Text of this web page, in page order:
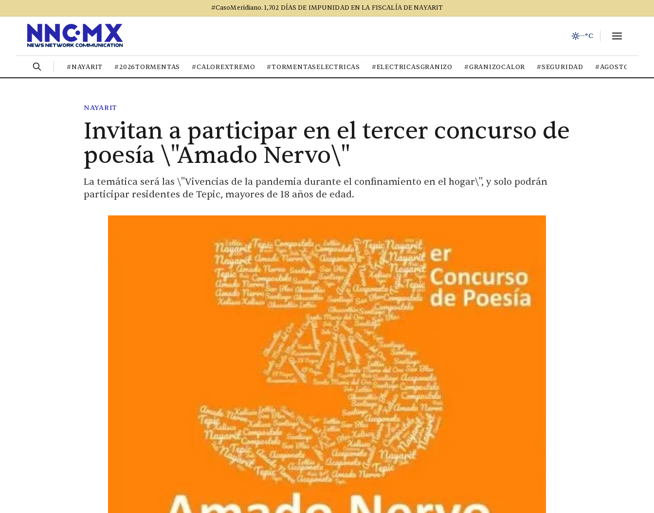
#CasoMeridiano. 1,702 DÍAS DE IMPUNIDAD EN LA FISCALÍA DE NAYARIT
--°C
#NAYARIT #2026TORMENTAS #CALOREXTREMO #TORMENTASELECTRICAS #ELECTRICASGRANIZO #GRANIZOCALOR #SEGURIDAD #AGOSTO2026
NAYARIT
Invitan a participar en el tercer concurso de
poesía \"Amado Nervo\"
La temática será las \"Vivencias de la pandemia durante el confinamiento en el hogar\", y solo podrán
participar residentes de Tepic, mayores de 18 años de edad.